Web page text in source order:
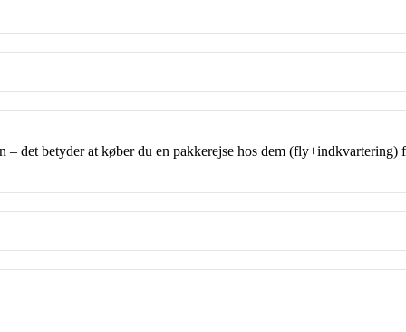
– det betyder at køber du en pakkerejse hos dem (fly+indkvartering)